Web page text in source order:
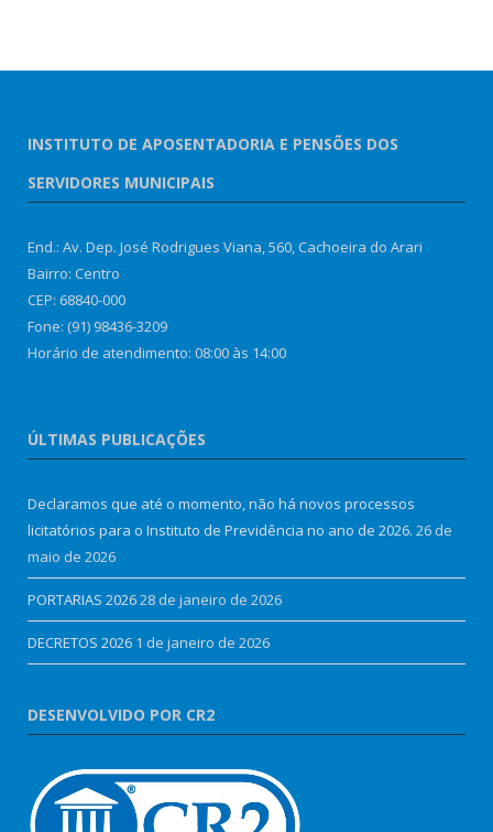
INSTITUTO DE APOSENTADORIA E PENSÕES DOS
SERVIDORES MUNICIPAIS
End.: Av. Dep. José Rodrigues Viana, 560, Cachoeira do Arari
Bairro: Centro
CEP: 68840-000
Fone: (91) 98436-3209
Horário de atendimento: 08:00 às 14:00
ÚLTIMAS PUBLICAÇÕES
Declaramos que até o momento, não há novos processos
licitatórios para o Instituto de Previdência no ano de 2026. 26 de
maio de 2026
PORTARIAS 202628 de janeiro de 2026
DECRETOS 2026 1 de janeiro de 2026
DESENVOLVIDO POR CR2